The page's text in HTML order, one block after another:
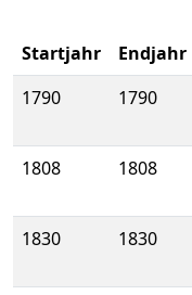
Startjahr Endjahr
1790
1790
1808 1808
1830 1830